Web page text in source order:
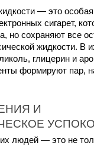
— это особая
сигарет,
но сохраняют все
жидкости. В
глицерин и
формируют пар,
И
людей — это не